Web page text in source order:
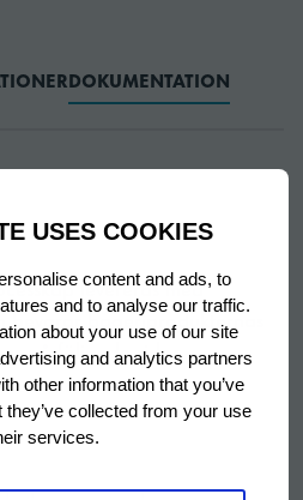
USES COOKIES
content and ads, to
and to analyse our traffic.
about your use of our site
and analytics partners
other information that you’ve
collected from your use
services.
DOKUMENTATION
levereras med
bevarar bageriprodukternas
på följande sidor.